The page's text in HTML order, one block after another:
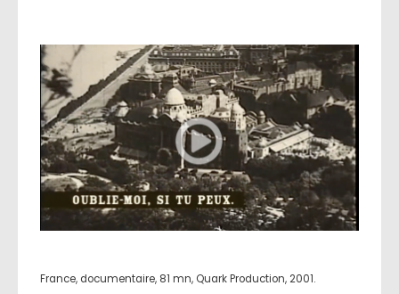
France, documentaire, 81 mn, Quark Production, 2001.